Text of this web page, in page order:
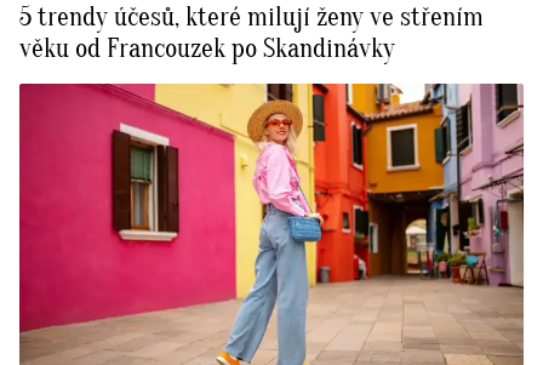
5 trendy účesů, které milují ženy ve střením
věku od Francouzek po Skandinávky